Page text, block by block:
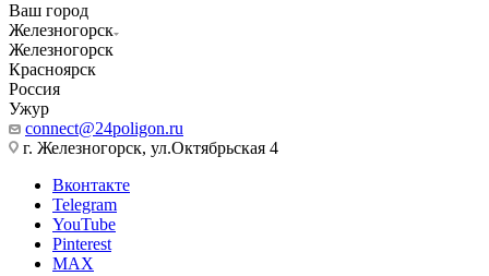
Ваш город
Железногорск
Железногорск
Красноярск
Россия
Ужур
connect@24poligon.ru
г. Железногорск, ул.Октябрьская 4
Вконтакте
Telegram
YouTube
Pinterest
MAX